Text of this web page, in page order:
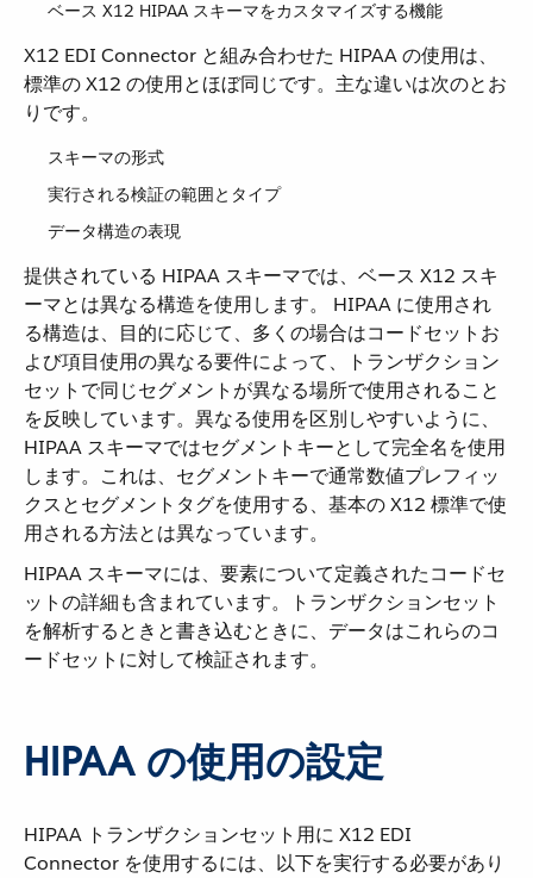
ベース X12 HIPAA スキーマをカスタマイズする機能
X12 EDI Connector と組み合わせた HIPAA の使用は、
標準の X12 の使用とほぼ同じです。主な違いは次のとお
りです。
スキーマの形式
実行される検証の範囲とタイプ
データ構造の表現
提供されている HIPAA スキーマでは、ベース X12 スキ
ーマとは異なる構造を使用します。 HIPAA に使用され
る構造は、目的に応じて、多くの場合はコードセットお
よび項目使用の異なる要件によって、トランザクション
セットで同じセグメントが異なる場所で使用されること
を反映しています。異なる使用を区別しやすいように、
HIPAA スキーマではセグメントキーとして完全名を使用
します。これは、セグメントキーで通常数値プレフィッ
クスとセグメントタグを使用する、基本の X12 標準で使
用される方法とは異なっています。
HIPAA スキーマには、要素について定義されたコードセ
ットの詳細も含まれています。トランザクションセット
を解析するときと書き込むときに、データはこれらのコ
ードセットに対して検証されます。
HIPAA の使用の設定
HIPAA トランザクションセット用に X12 EDI
Connector を使用するには、以下を実行する必要があり